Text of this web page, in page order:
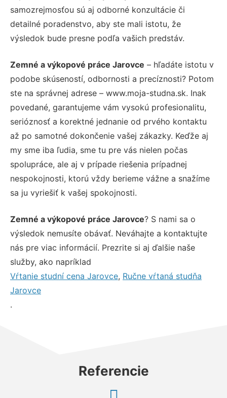
samozrejmosťou sú aj odborné konzultácie či
detailné poradenstvo, aby ste mali istotu, že
výsledok bude presne podľa vašich predstáv.
Zemné a výkopové práce Jarovce – hľadáte istotu v
podobe skúseností, odbornosti a precíznosti? Potom
ste na správnej adrese – www.moja-studna.sk. Inak
povedané, garantujeme vám vysokú profesionalitu,
serióznosť a korektné jednanie od prvého kontaktu
až po samotné dokončenie vašej zákazky. Keďže aj
my sme iba ľudia, sme tu pre vás nielen počas
spolupráce, ale aj v prípade riešenia prípadnej
nespokojnosti, ktorú vždy berieme vážne a snažíme
sa ju vyriešiť k vašej spokojnosti.
Zemné a výkopové práce Jarovce? S nami sa o
výsledok nemusíte obávať. Neváhajte a kontaktujte
nás pre viac informácií. Prezrite si aj ďalšie naše
služby, ako napríklad
Vŕtanie studní cena Jarovce, Ručne vŕtaná studňa
Jarovce
.
Referencie